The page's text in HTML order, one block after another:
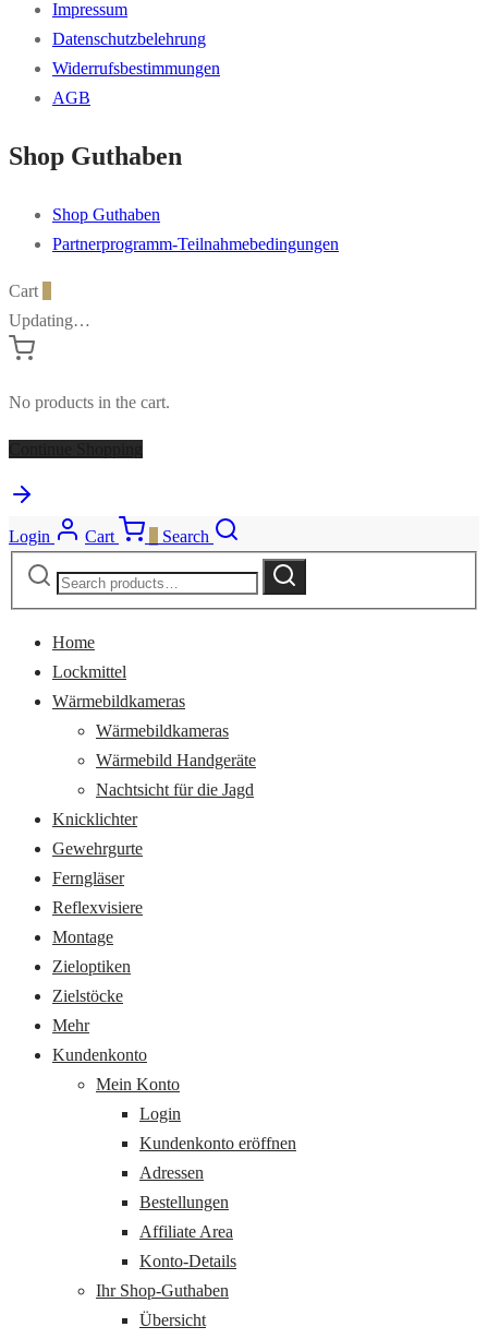
13cm
13cm
Impressum
Datenschutzbelehrung
Widerrufsbestimmungen
AGB
Shop Guthaben
Shop Guthaben
Partnerprogramm-Teilnahmebedingungen
Cart
Updating…
No products in the cart.
Login Cart
Search
Search
Search
Home
Lockmittel
Wärmebildkameras
Wärmebildkameras
Wärmebild Handgeräte
Nachtsicht für die Jagd
Knicklichter
Gewehrgurte
Ferngläser
Reflexvisiere
Montage
Zieloptiken
Zielstöcke
Mehr
Kundenkonto
Mein Konto
Login
Kundenkonto eröffnen
Adressen
Bestellungen
Affiliate Area
Konto-Details
Ihr Shop-Guthaben
Übersicht